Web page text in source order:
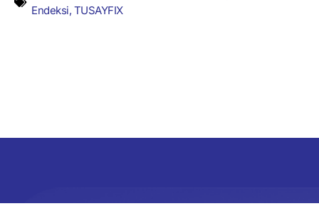
Endeksi, TUSAYFIX